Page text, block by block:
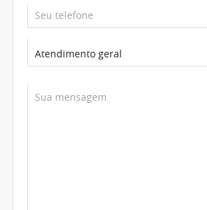
Atendimento geral